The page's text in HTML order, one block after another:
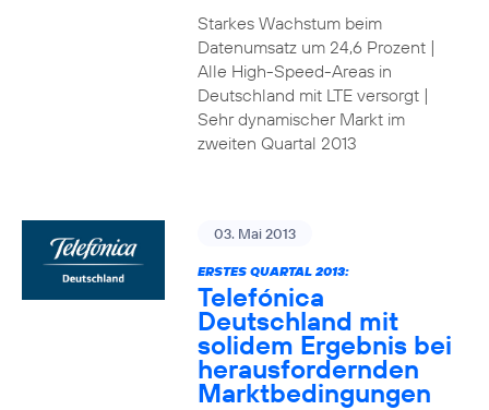
Starkes Wachstum beim
Datenumsatz um 24,6 Prozent |
Alle High-Speed-Areas in
Deutschland mit LTE versorgt |
Sehr dynamischer Markt im
zweiten Quartal 2013
03. Mai 2013
ERSTES QUARTAL 2013:
Telefónica
Deutschland mit
solidem Ergebnis bei
herausfordernden
Marktbedingungen